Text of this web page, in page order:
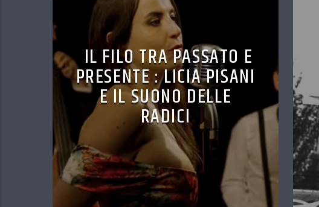
IL FILO TRA PASSATO E
PRESENTE : LICIA PISANI
E IL SUONO DELLE
RADICI